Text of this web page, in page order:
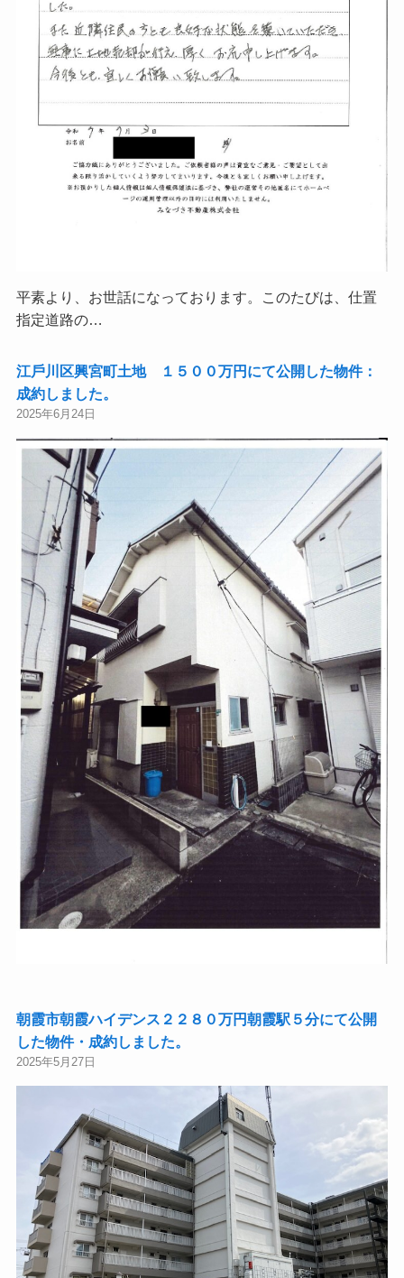
平素より、お世話になっております。このたびは、仕置
指定道路の…
江⼾川区興宮町土地 １５００万円にて公開した物件：
成約しました。
2025年6月24日
朝霞市朝霞ハイデンス２２８０万円朝霞駅５分にて公開
した物件・成約しました。
2025年5月27日